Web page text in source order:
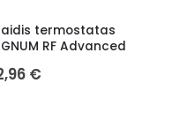
termostatas
RF Advanced
€